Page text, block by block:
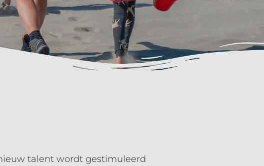
talent wordt gestimuleerd